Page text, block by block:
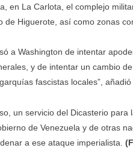
en La Carlota, el complejo
de Higuerote, así como zonas
a Washington de intentar
y de intentar un cambio
fascistas locales”,
un servicio del Dicasterio
de Venezuela y de otras
a ese ataque imperialista.